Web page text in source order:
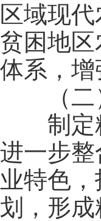
区域现
贫困地
体系，
（二
制定精
进一步
业特色
划，形